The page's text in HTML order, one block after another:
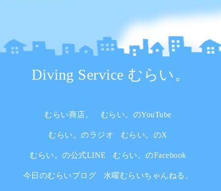
Diving Service むらい。
むらい商店。 むらい。のYouTube
むらい。のラジオ むらい。のX
むらい。の公式LINE むらい。のFacebook
今日のむらいブログ 水曜むらいちゃんねる。